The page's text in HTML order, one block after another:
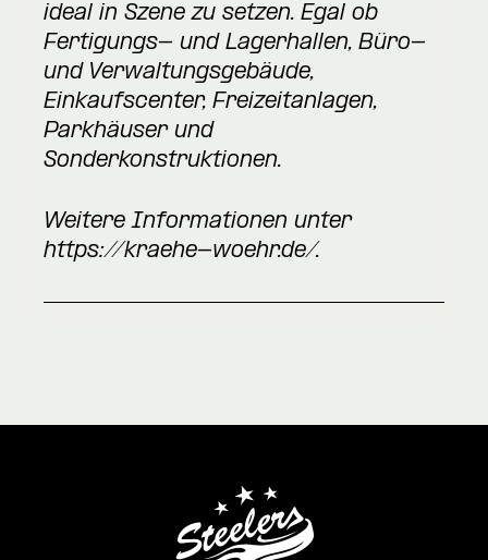
ideal in Szene zu setzen. Egal ob
Fertigungs- und Lagerhallen, Büro-
und Verwaltungsgebäude,
Einkaufscenter, Freizeitanlagen,
Parkhäuser und
Sonderkonstruktionen.
Weitere Informationen unter
https://kraehe-woehr.de/.